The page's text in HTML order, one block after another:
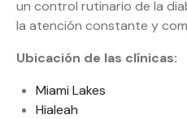
un control rutinario de la
la atención constante y
Ubicación de las clínicas:
Miami Lakes
Hialeah